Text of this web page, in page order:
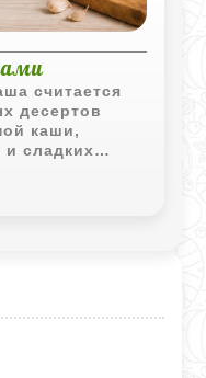
считается
десертов
каши,
сладких
вкус и